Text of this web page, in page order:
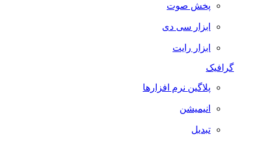
پخش صوت
ابزار سی دی
ابزار رایت
گرافیک
پلاگین نرم افزارها
انیمیشن
تبدیل